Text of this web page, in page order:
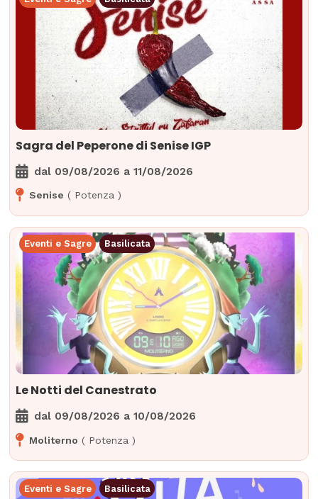
Sagra del Peperone di Senise IGP
dal 09/08/2026 a 11/08/2026
Senise ( Potenza )
Eventi e Sagre Basilicata
Le Notti del Canestrato
dal 09/08/2026 a 10/08/2026
Moliterno ( Potenza )
Eventi e Sagre Basilicata